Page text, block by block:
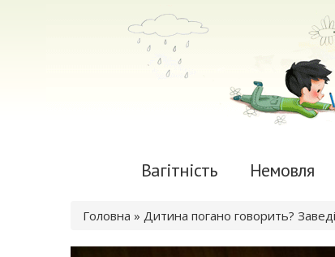
Вагітність Немовля
Ви є тут
Головна » Дитина погано говорить?